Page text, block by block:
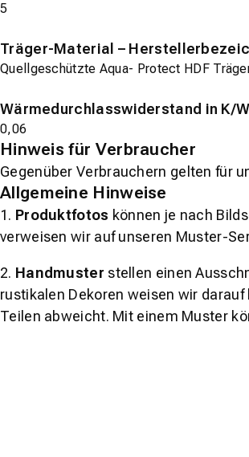
5
Träger-Material –
Quellgeschützte Aqua- Protect HDF
Wärmedurchlasswiderstand in K/
0,06
Hinweis für Verbraucher
Gegenüber Verbrauchern gelten für
Allgemeine Hinweise
1. Produktfotos können je nach
verweisen wir auf unseren Muster-
2. Handmuster stellen einen
rustikalen Dekoren weisen wir
Teilen abweicht. Mit einem Muster